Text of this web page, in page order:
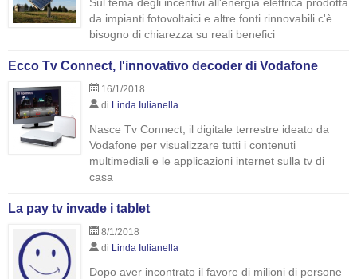
da impianti fotovoltaici e altre fonti rinnovabili c'è
bisogno di chiarezza su reali benefici
Ecco Tv Connect, l'innovativo decoder di Vodafone
16/1/2018
di Linda Iulianella
Nasce Tv Connect, il digitale terrestre ideato da
Vodafone per visualizzare tutti i contenuti
multimediali e le applicazioni internet sulla tv di
casa
La pay tv invade i tablet
8/1/2018
di Linda Iulianella
Dopo aver incontrato il favore di milioni di persone